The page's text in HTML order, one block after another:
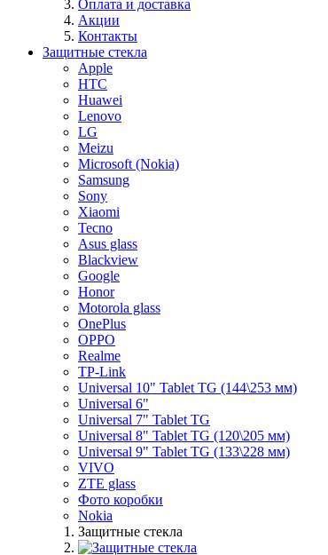
Оплата и доставка
Акции
Контакты
Защитные стекла
Apple
HTC
Huawei
Lenovo
LG
Meizu
Microsoft (Nokia)
Samsung
Sony
Xiaomi
Tecno
Asus glass
Blackview
Google
Honor
Motorola glass
OnePlus
OPPO
Realme
TP-Link
Universal 10" Tablet TG (144\253 мм)
Universal 6"
Universal 7" Tablet TG
Universal 8" Tablet TG (120\205 мм)
Universal 9" Tablet TG (133\228 мм)
VIVO
ZTE glass
Фото коробки
Nokia
Защитные стекла